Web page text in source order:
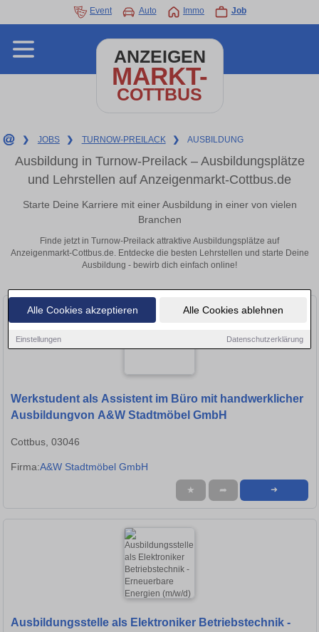
Alle Cookies akzeptieren Alle Cookies ablehnen
Einstellungen Datenschutzerklärung
Event Auto Immo Job
ANZEIGEN
MARKT-
COTTBUS
❯ JOBS ❯ TURNOW-PREILACK ❯ AUSBILDUNG
Ausbildung in Turnow-Preilack – Ausbildungsplätze
und Lehrstellen auf Anzeigenmarkt-Cottbus.de
Starte Deine Karriere mit einer Ausbildung in einer von vielen
Branchen
Finde jetzt in Turnow-Preilack attraktive Ausbildungsplätze auf
Anzeigenmarkt-Cottbus.de. Entdecke die besten Lehrstellen und starte Deine
Ausbildung - bewirb dich einfach online!
Werkstudent als Assistent im Büro mit handwerklicher
Ausbildungvon A&W Stadtmöbel GmbH
Cottbus, 03046
Firma:A&W Stadtmöbel GmbH
★ ➦ ➜
Ausbildungsstelle als Elektroniker Betriebstechnik -